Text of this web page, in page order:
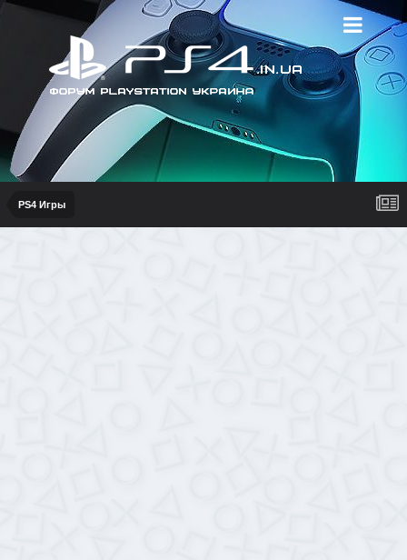
PS4 Игры